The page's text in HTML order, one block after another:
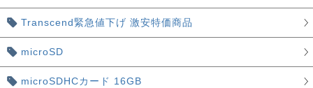
Transcend緊急値下げ 激安特価商品
microSD
microSDHCカード 16GB